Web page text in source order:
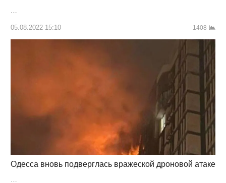
…
05.08.2022 15:10 1408
Одесса вновь подверглась вражеской дроновой атаке